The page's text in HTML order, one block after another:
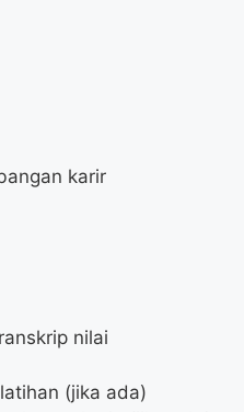
karir
nilai
(jika ada)